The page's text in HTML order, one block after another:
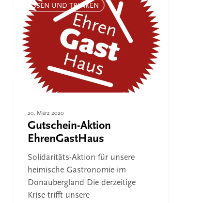
Aktion
EhrenGastHaus
ESSEN UND TRINKEN
20. März 2020
Gutschein-Aktion
EhrenGastHaus
Solidaritäts-Aktion für unsere
heimische Gastronomie im
Donaubergland Die derzeitige
Krise trifft unsere